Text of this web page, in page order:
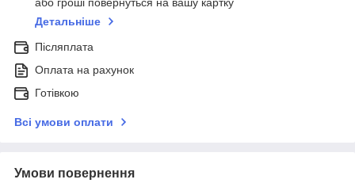
або гроші повернуться на вашу картку
Детальніше
Післяплата
Оплата на рахунок
Готівкою
Всі умови оплати
Умови повернення